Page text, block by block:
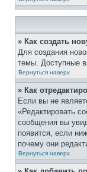
» Как создать
Для создания
темы. Доступные
Вернуться наверх
» Как
Если вы не
«Редактировать
сообщения вы
появится, если
почему они
Вернуться наверх